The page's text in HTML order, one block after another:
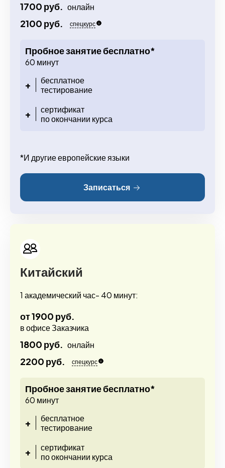
1700 руб. онлайн
2100 руб. спецкурс
Пробное занятие бесплатно*
60 минут
+
бесплатное
тестирование
+
сертификат
по окончании курса
*И другие европейские языки
Записаться
Китайский
1 академический час- 40 минут:
от 1900 руб.
в офисе Заказчика
1800 руб. онлайн
2200 руб. спецкурс
Пробное занятие бесплатно*
60 минут
+
бесплатное
тестирование
+
сертификат
по окончании курса